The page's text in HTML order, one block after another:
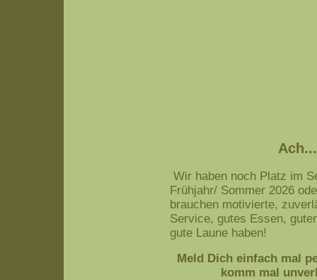
Wir haben noch Platz im
Frühjahr/ Sommer 2026
brauchen motivierte,
Service, gutes Essen,
gute Laune haben!
Meld Dich einfach mal
komm mal